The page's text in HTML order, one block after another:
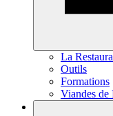
La
Outils
Formations
Viandes de